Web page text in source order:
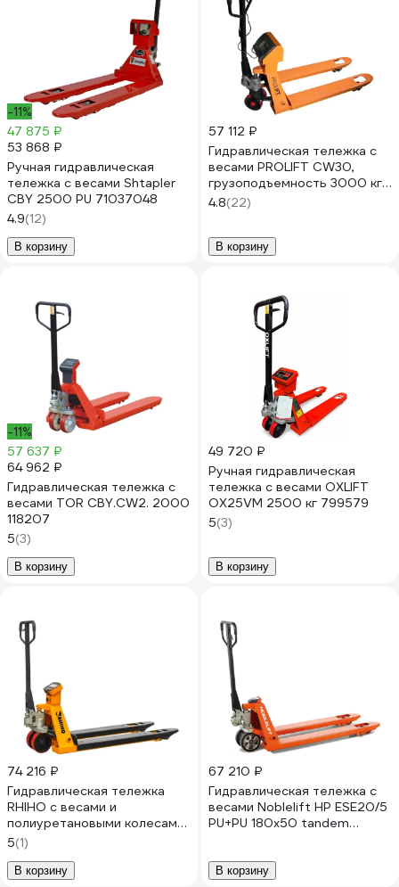
-11%
47 875 ₽
53 868 ₽
Ручная гидравлическая
тележка с весами Shtapler
CBY 2500 PU 71037048
4.9(12)
В корзину
57 112 ₽
Гидравлическая тележка с
весами PROLIFT CW30,
грузоподъемность 3000 кг,
1150х555 мм, колеса
полиуретан CW 30
4.8(22)
В корзину
-11%
57 637 ₽
64 962 ₽
Гидравлическая тележка с
весами TOR CBY.CW2. 2000
118207
5(3)
В корзину
49 720 ₽
Ручная гидравлическая
тележка с весами OXLIFT
OX25VM 2500 кг 799579
5(3)
В корзину
74 216 ₽
Гидравлическая тележка
RHIHO с весами и
полиуретановыми колесами
SE 2SE
5(1)
В корзину
67 210 ₽
Гидравлическая тележка с
весами Noblelift HP ESE20/5
PU+PU 180x50 tandem
В корзину